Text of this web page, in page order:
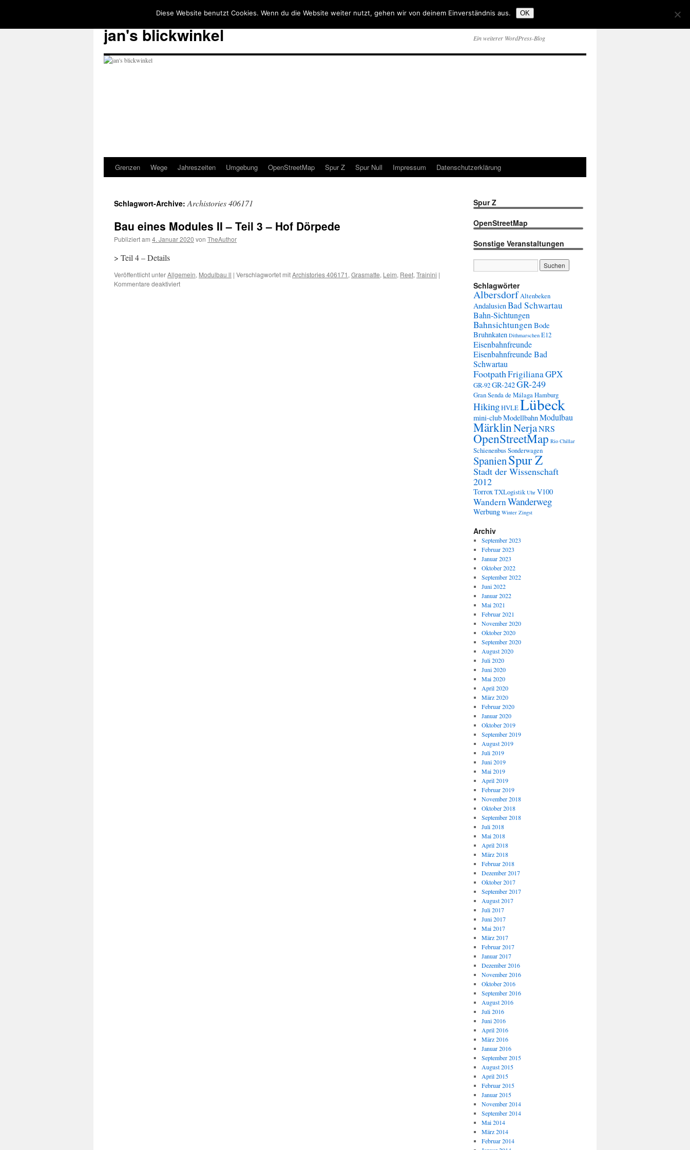
jan's blickwinkel Ein weiterer WordPress-Blog
Zum
springen
Grenzen Wege Jahreszeiten Umgebung OpenStreetMap Spur Z Spur Null Impressum Datenschutzerklärung
Schlagwort-Archive:Archistories 406171
Bau eines Modules II – Teil 3 – Hof Dörpede
Publiziert am 4. Januar 2020 von TheAuthor
> Teil 4 – Details
Veröffentlicht unterAllgemein, Modulbau ll | Verschlagwortet mitArchistories 406171 , Grasmatte, Leim, Reet, Trainini |
Kommentare deaktiviertfür
Spur Z
OpenStreetMap
Sonstige Veranstaltungen
Schlagwörter
AlbersdorfAltenbeken
AndalusienBad Schwartau
Bahn-Sichtungen
BahnsichtungenBode
Bruhnkaten Dithmarschen E12
Eisenbahnfreunde
Eisenbahnfreunde Bad
Schwartau
FootpathFrigilianaGPX
GR-92GR-242GR-249
Gran Senda de MálagaHamburg
HikingHVLELübeck
mini-clubModellbahnModulbau
MärklinNerjaNRS
OpenStreetMap Rio Chillar
SchienenbusSonderwagen
SpanienSpur Z
Stadt der Wissenschaft
2012
TorroxTXLogistik Uhr V100
WandernWanderweg
Werbung Winter Zingst
Archiv
September 2023
Februar 2023
Januar 2023
Oktober 2022
September 2022
Juni 2022
Januar 2022
Mai 2021
Februar 2021
November 2020
Oktober 2020
September 2020
August 2020
Juli 2020
Juni 2020
Mai 2020
April 2020
März 2020
Februar 2020
Januar 2020
Oktober 2019
September 2019
August 2019
Juli 2019
Juni 2019
Mai 2019
April 2019
Februar 2019
November 2018
Oktober 2018
September 2018
Juli 2018
Mai 2018
April 2018
März 2018
Februar 2018
Dezember 2017
Oktober 2017
September 2017
August 2017
Juli 2017
Juni 2017
Mai 2017
März 2017
Februar 2017
Januar 2017
Dezember 2016
November 2016
Oktober 2016
September 2016
August 2016
Juli 2016
Juni 2016
April 2016
März 2016
Januar 2016
September 2015
August 2015
April 2015
Februar 2015
Januar 2015
November 2014
September 2014
Mai 2014
März 2014
Februar 2014
Diese Website benutzt Cookies. Wenn du die Website weiter nutzt, gehen wir von deinem Einverständnis aus. OK